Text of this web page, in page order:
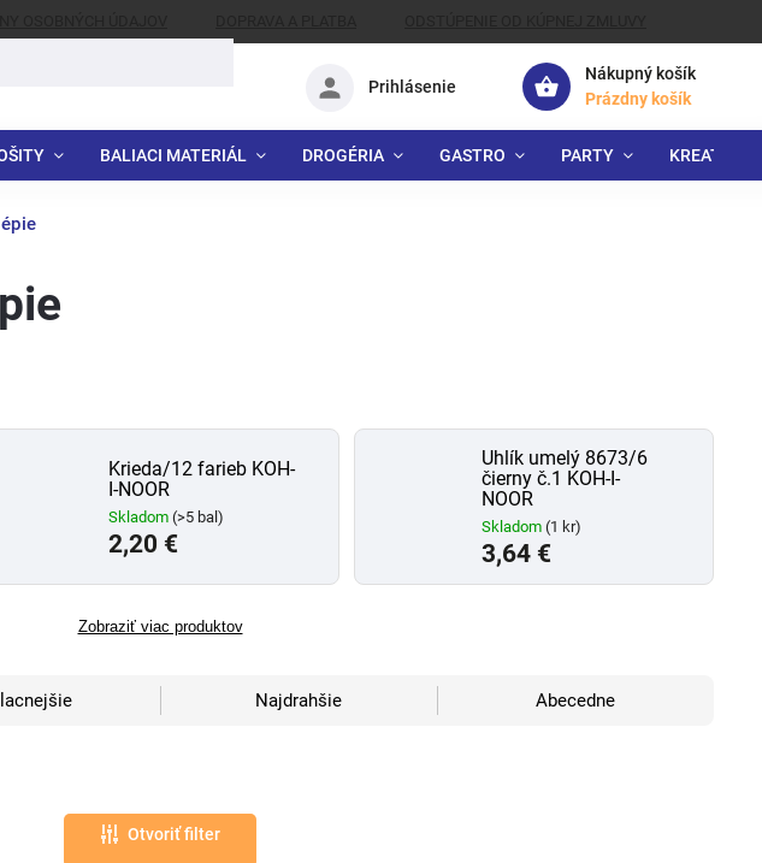
Nákupný košík
Prázdny košík
Prihlásenie
BALIACI MATERIÁL DROGÉRIA GASTRO PARTY
Krieda/12 farieb KOH-
I-NOOR
Skladom (>5 bal)
2,20 €
Uhlík umelý 8673/6
čierny č.1 KOH-I-
NOOR
Skladom(1 kr)
3,64 €
Zobraziť viac produktov
Najdrahšie Abecedne
Otvoriť filter